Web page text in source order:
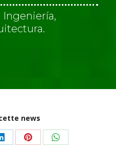
news
Share Share Share